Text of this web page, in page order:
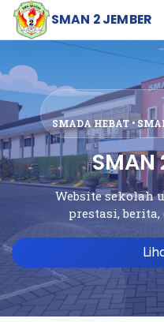
SMAN 2 JEMBER
SMADA HEBAT •
SMAN
Website
prestasi,